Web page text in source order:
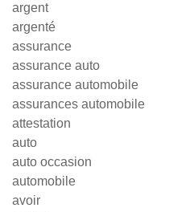
argent
argenté
assurance
assurance auto
assurance automobile
assurances automobile
attestation
auto
auto occasion
automobile
avoir